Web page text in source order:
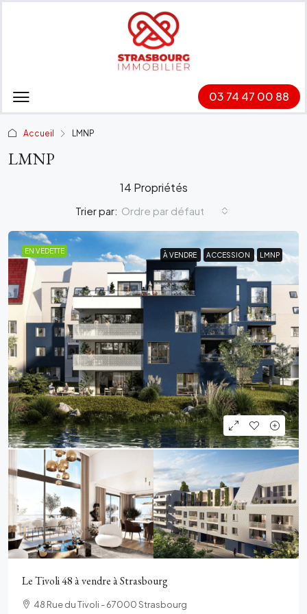
03 74 47 00 88
Accueil LMNP
LMNP
14 Propriétés
Trier par: Ordre par défaut
EN VEDETTE À VENDRE ACCESSION LMNP
À VENDRE ACCESSION LMNP
Le Tivoli 48 à vendre à Strasbourg
48 Rue du Tivoli - 67000 Strasbourg